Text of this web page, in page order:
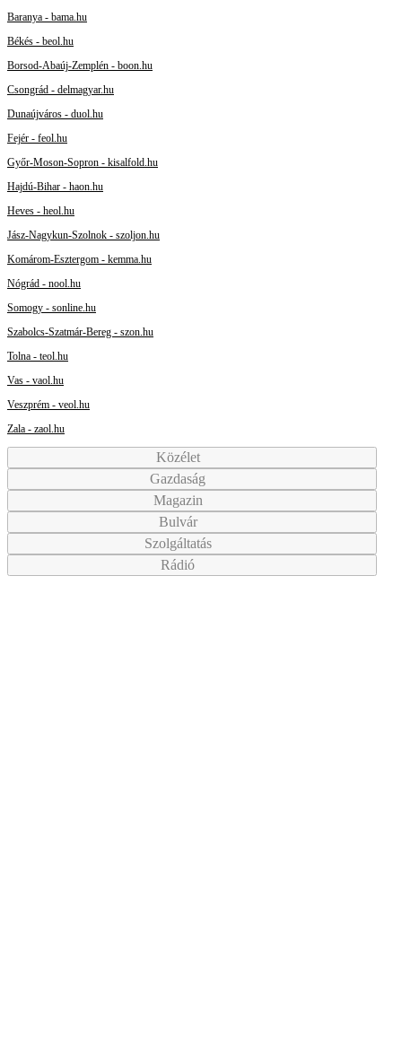
Baranya - bama.hu
Békés - beol.hu
Borsod-Abaúj-Zemplén - boon.hu
Csongrád - delmagyar.hu
Dunaújváros - duol.hu
Fejér - feol.hu
Győr-Moson-Sopron - kisalfold.hu
Hajdú-Bihar - haon.hu
Heves - heol.hu
Jász-Nagykun-Szolnok - szoljon.hu
Komárom-Esztergom - kemma.hu
Nógrád - nool.hu
Somogy - sonline.hu
Szabolcs-Szatmár-Bereg - szon.hu
Tolna - teol.hu
Vas - vaol.hu
Veszprém - veol.hu
Zala - zaol.hu
Közélet
Gazdaság
Magazin
Bulvár
Szolgáltatás
Rádió